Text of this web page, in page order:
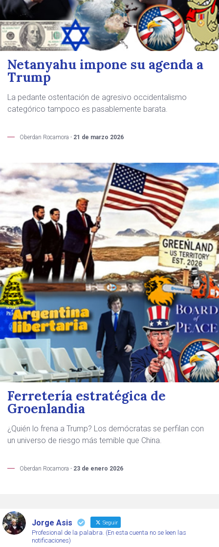
Netanyahu impone su agenda a
Trump
La pedante ostentación de agresivo occidentalismo
categórico tampoco es pasablemente barata.
Oberdan Rocamora - 21 de marzo 2026
Ferretería estratégica de
Groenlandia
¿Quién lo frena a Trump? Los demócratas se perfilan con
un universo de riesgo más temible que China.
Oberdan Rocamora - 23 de enero 2026
Jorge Asis Seguir
Profesional de la palabra. (En esta cuenta no se leen las
notificaciones)